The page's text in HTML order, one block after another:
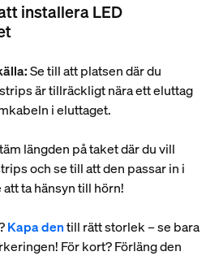
installera LED
Se till att platsen där du
är tillräckligt nära ett eluttag
i eluttaget.
längden på taket där du vill
och se till att den passar in i
ta hänsyn till hörn!
Kapa dentill rätt storlek – se bara
För kort? Förläng den